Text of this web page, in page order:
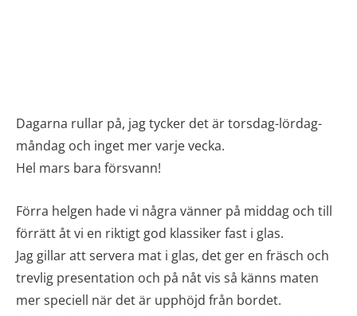
Dagarna rullar på, jag tycker det är torsdag-lördag-
måndag och inget mer varje vecka.
Hel mars bara försvann!
Förra helgen hade vi några vänner på middag och till
förrätt åt vi en riktigt god klassiker fast i glas.
Jag gillar att servera mat i glas, det ger en fräsch och
trevlig presentation och på nåt vis så känns maten
mer speciell när det är upphöjd från bordet.